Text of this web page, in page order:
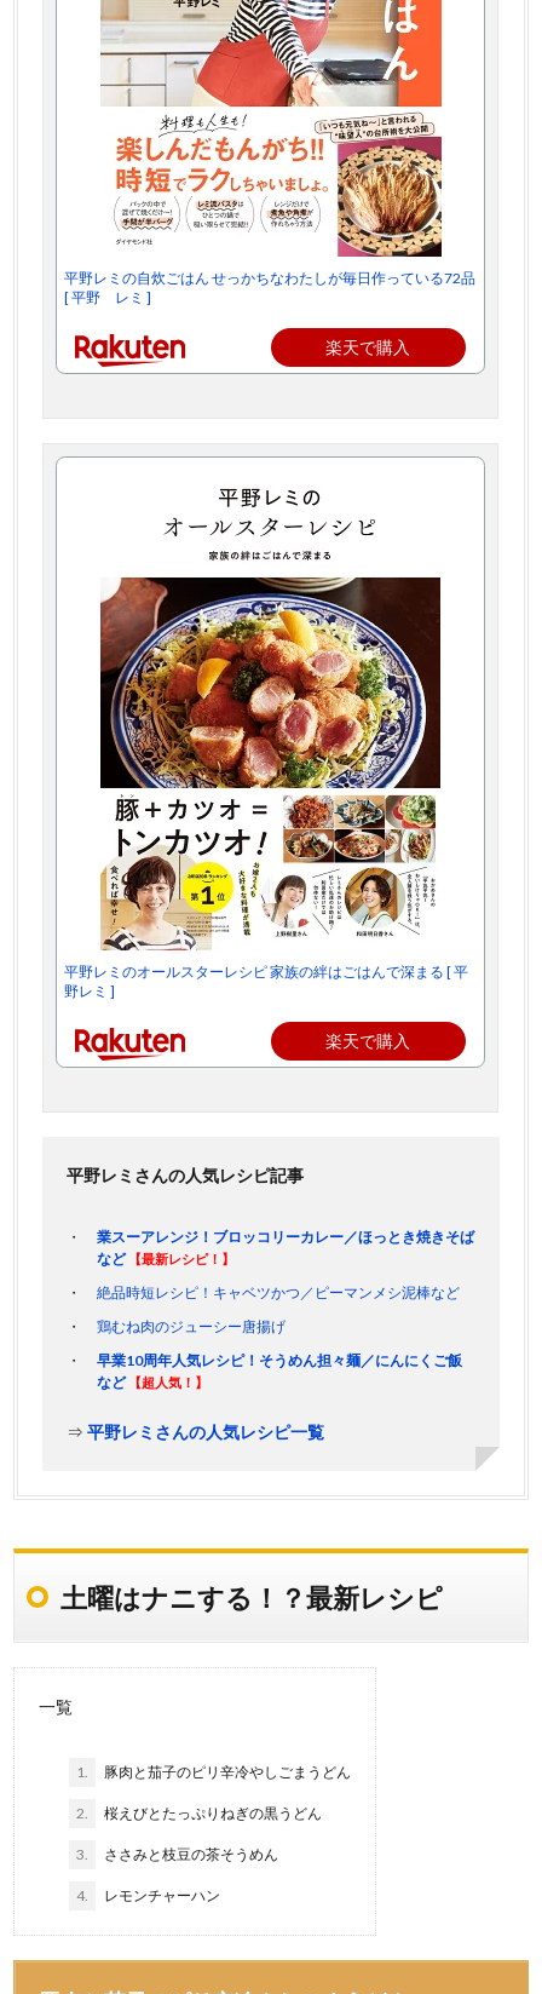
平野レミの自炊ごはん せっかちなわたしが毎日作っている72品
[ 平野 レミ ]
楽天で購入
平野レミのオールスターレシピ 家族の絆はごはんで深まる [ 平
野レミ ]
楽天で購入
平野レミさんの人気レシピ記事
業スーアレンジ！ブロッコリーカレー／ほっとき焼きそば
など
【最新レシピ！】
絶品時短レシピ！キャベツかつ／ピーマンメシ泥棒など
鶏むね肉のジューシー唐揚げ
早業10周年人気レシピ！そうめん担々麺／にんにくご飯
など
【超人気！】
⇒平野レミさんの人気レシピ一覧
土曜はナニする！？最新レシピ
一覧
1. 豚肉と茄子のピリ辛冷やしごまうどん
2. 桜えびとたっぷりねぎの黒うどん
3. ささみと枝豆の茶そうめん
4. レモンチャーハン